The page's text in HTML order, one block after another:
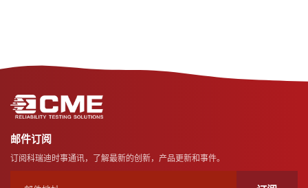
邮件订阅
订阅科瑞迪时事通讯，了解最新的创新，产品更新和事件。